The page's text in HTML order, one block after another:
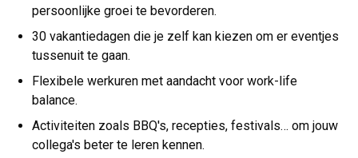
persoonlijke groei te bevorderen.
30 vakantiedagen die je zelf kan kiezen om er eventjes
tussenuit te gaan.
Flexibele werkuren met aandacht voor work-life
balance.
Activiteiten zoals BBQ's, recepties, festivals… om jouw
collega's beter te leren kennen.